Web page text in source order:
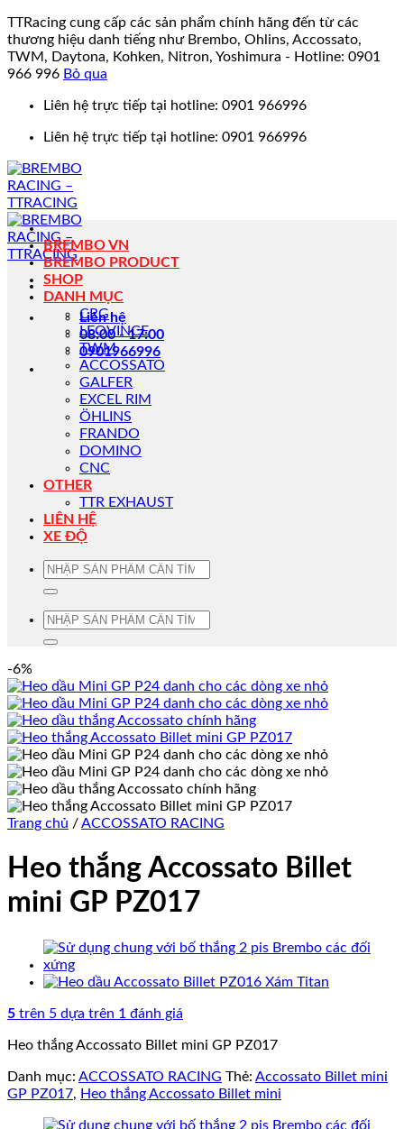
TTRacing cung cấp các sản phẩm chính hãng đến từ các
thương hiệu danh tiếng như Brembo, Ohlins, Accossato,
TWM, Daytona, Kohken, Nitron, Yoshimura - Hotline: 0901
966 996 Bỏ qua
Liên hệ trực tiếp tại hotline: 0901 966996
Liên hệ trực tiếp tại hotline: 0901 966996
Liên hệ
08:00 - 17:00
0901966996
BREMBO VN
BREMBO PRODUCT
SHOP
DANH MỤC
CRG
LEOVINCE
TWM
ACCOSSATO
GALFER
EXCEL RIM
ÖHLINS
FRANDO
DOMINO
CNC
OTHER
TTR EXHAUST
LIÊN HỆ
XE ĐỘ
Tìm
Tìm
-6%
Trang chủ /ACCOSSATO RACING
Heo thắng Accossato Billet
mini GP PZ017
5 trên 5 dựa trên 1 đánh giá
Heo thắng Accossato Billet mini GP PZ017
Danh mục: ACCOSSATO RACING Thẻ: Accossato Billet mini
GP PZ017, Heo thắng Accossato Billet mini